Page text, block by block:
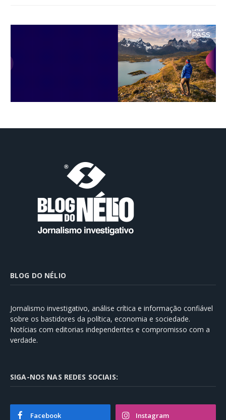
BLOG DO NÉLIO
Jornalismo investigativo, análise crítica e informação confiável
sobre os bastidores da política, economia e sociedade.
Notícias com editorias independentes e compromisso com a
verdade.
SIGA-NOS NAS REDES SOCIAIS:
Facebook Instagram